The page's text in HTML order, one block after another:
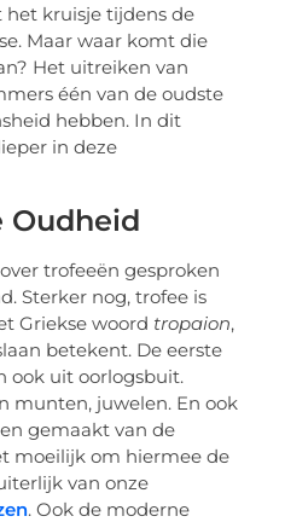
het kruisje tijdens de
Maar waar komt die
Het uitreiken van
één van de oudste
hebben. In dit
in deze
Oudheid
trofeeën gesproken
Sterker nog, trofee is
Griekse woord tropaion,
betekent. De eerste
ook uit oorlogsbuit.
munten, juwelen. En ook
gemaakt van de
moeilijk om hiermee de
van onze
. Ook de moderne